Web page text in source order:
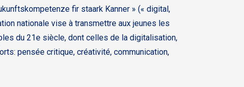
fir staark Kanner » (« digital,
nationale vise à transmettre aux jeunes les
du 21e siècle, dont celles de la digitalisation,
pensée critique, créativité, communication,